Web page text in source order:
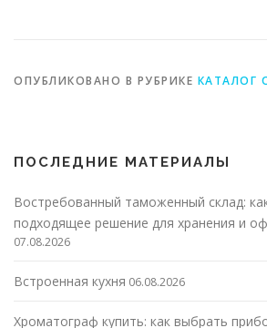
ОПУБЛИКОВАНО В РУБРИКЕ КАТАЛОГ
ПОСЛЕДНИЕ МАТЕРИАЛЫ
Востребованный таможенный склад:
подходящее решение для хранения и
07.08.2026
Встроенная кухня 06.08.2026
Хроматограф купить: как выбрать